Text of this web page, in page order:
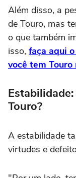
Além disso, a
de Touro, mas
o que também
isso, faça aqui
você tem Touro
Touro?
A estabilidade
virtudes e